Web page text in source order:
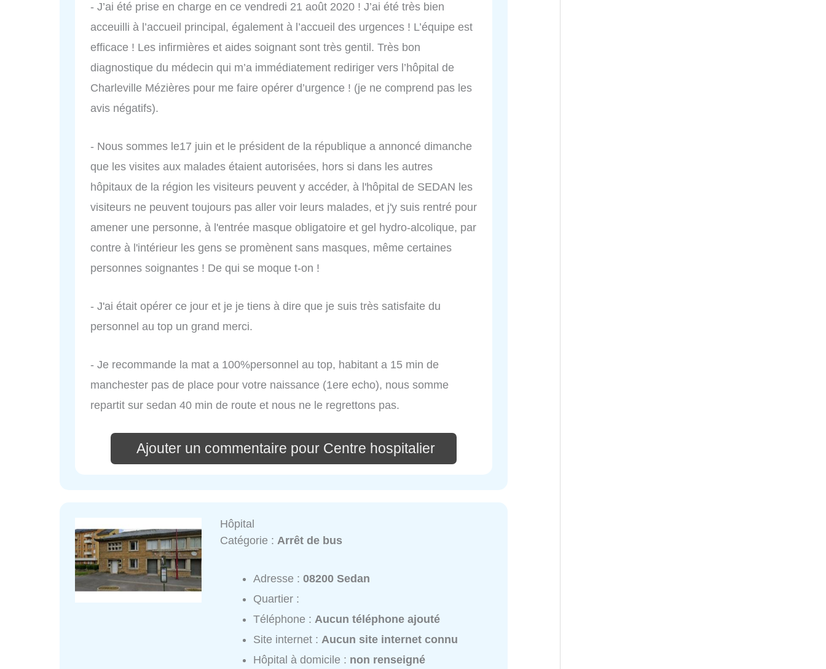
- J’ai été prise en charge en ce vendredi 21 août 2020 ! J’ai été très bien
acceuilli à l’accueil principal, également à l’accueil des urgences ! L’équipe est
efficace ! Les infirmières et aides soignant sont très gentil. Très bon
diagnostique du médecin qui m’a immédiatement rediriger vers l’hôpital de
Charleville Mézières pour me faire opérer d’urgence ! (je ne comprend pas les
avis négatifs).
- Nous sommes le17 juin et le président de la république a annoncé dimanche
que les visites aux malades étaient autorisées, hors si dans les autres
hôpitaux de la région les visiteurs peuvent y accéder, à l'hôpital de SEDAN les
visiteurs ne peuvent toujours pas aller voir leurs malades, et j'y suis rentré pour
amener une personne, à l'entrée masque obligatoire et gel hydro-alcolique, par
contre à l'intérieur les gens se promènent sans masques, même certaines
personnes soignantes ! De qui se moque t-on !
- J'ai était opérer ce jour et je je tiens à dire que je suis très satisfaite du
personnel au top un grand merci.
- Je recommande la mat a 100%personnel au top, habitant a 15 min de
manchester pas de place pour votre naissance (1ere echo), nous somme
repartit sur sedan 40 min de route et nous ne le regrettons pas.
Ajouter un commentaire pour Centre hospitalier
Hôpital
Catégorie :Arrêt de bus
Adresse :08200 Sedan
Quartier :
Téléphone :Aucun téléphone ajouté
Site internet :Aucun site internet connu
Hôpital à domicile : non renseigné